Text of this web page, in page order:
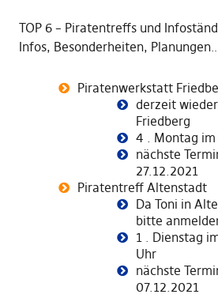
TOP 6 – Piratentreffs und
Infos, Besonderheiten,
Piratenwerkstatt
derzeit
Friedberg
4 . Montag
nächste
27.12.2021
Piratentreff Altenstadt
Da Toni in
bitte
1 . Dienstag
Uhr
nächste
07.12.2021